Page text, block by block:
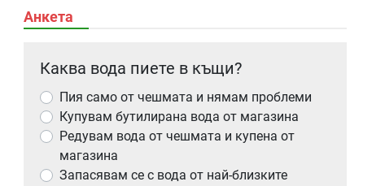
Анкета
Каква вода пиете в къщи?
Пия само от чешмата и нямам проблеми
Купувам бутилирана вода от магазина
Редувам вода от чешмата и купена от
магазина
Запасявам се с вода от най-близките